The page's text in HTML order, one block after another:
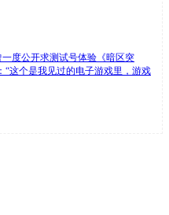
度公开求测试号体验《暗区突
“这个是我见过的电子游戏里，游戏